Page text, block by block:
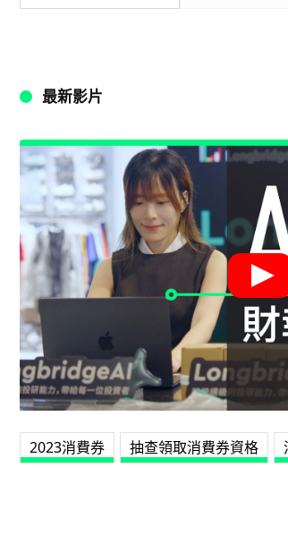
最新影片
2023消費券 抽查領取消費券資格